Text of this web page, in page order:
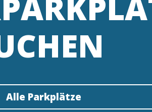
Alle Parkplätze